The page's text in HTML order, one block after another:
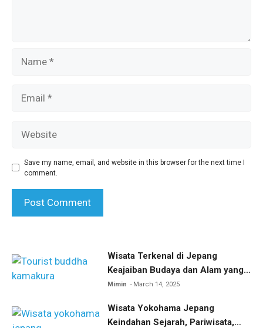
Save my name, email, and website in this browser for the next time I
comment.
Wisata Terkenal di Jepang
Keajaiban Budaya dan Alam yang
Menakjubkan
Mimin March 14, 2025
Wisata Yokohama Jepang
Keindahan Sejarah, Pariwisata,